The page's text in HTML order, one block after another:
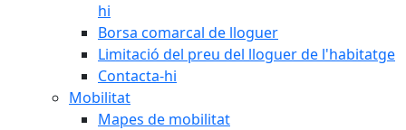
hi
Borsa comarcal de lloguer
Limitació del preu del lloguer de l'habitatge
Contacta-hi
Mobilitat
Mapes de mobilitat